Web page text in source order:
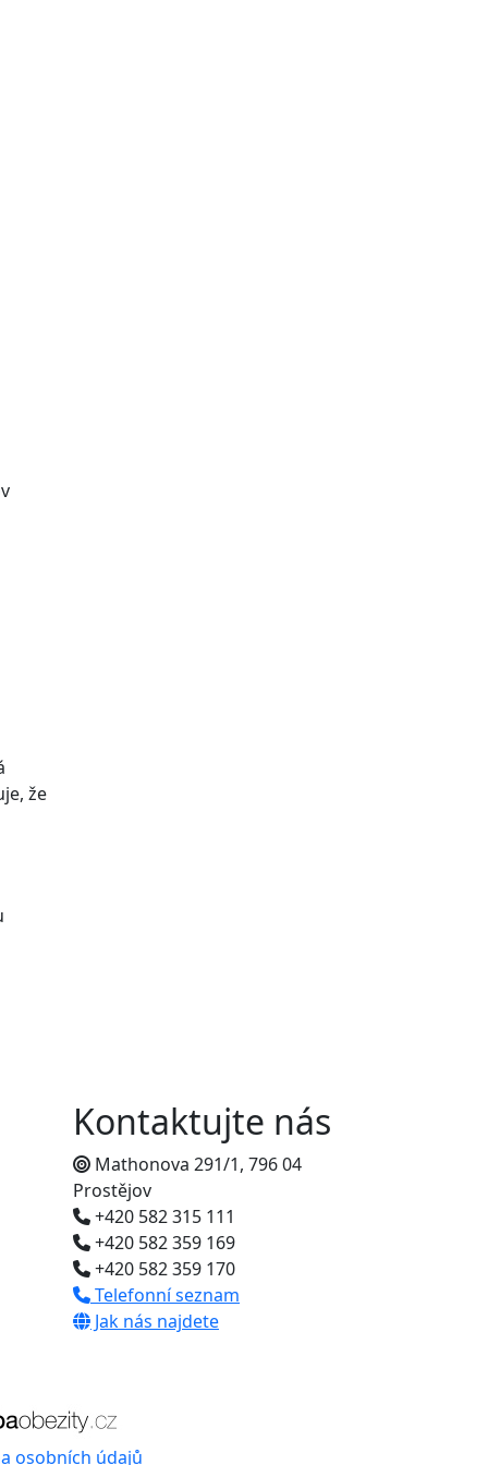
že
Kontaktujte nás
Mathonova 291/1, 796 04
Prostějov
+420 582 315 111
+420 582 359 169
+420 582 359 170
Telefonní seznam
Jak nás najdete
osobních údajů